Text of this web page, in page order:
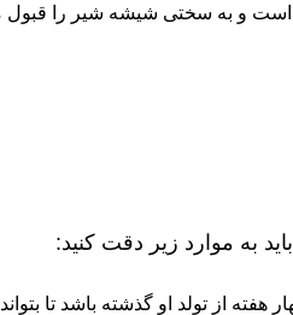
است و به سختی شیشه شیر را قبول
به موارد زیر دقت کنید:
از تولد او گذشته باشد تا